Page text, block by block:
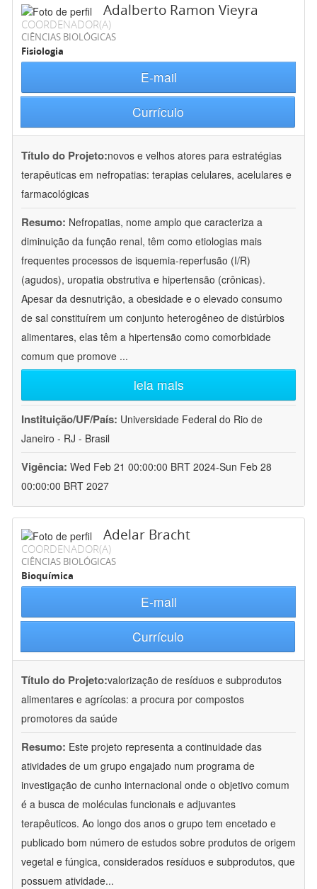
Adalberto Ramon Vieyra
COORDENADOR(A)
CIÊNCIAS BIOLÓGICAS
Fisiologia
E-mail
Currículo
Título do Projeto:novos e velhos atores para estratégias
terapêuticas em nefropatias: terapias celulares, acelulares e
farmacológicas
Resumo: Nefropatias, nome amplo que caracteriza a
diminuição da função renal, têm como etiologias mais
frequentes processos de isquemia-reperfusão (I/R)
(agudos), uropatia obstrutiva e hipertensão (crônicas).
Apesar da desnutrição, a obesidade e o elevado consumo
de sal constituírem um conjunto heterogêneo de distúrbios
alimentares, elas têm a hipertensão como comorbidade
comum que promove ...
leia mais
Instituição/UF/País: Universidade Federal do Rio de
Janeiro - RJ - Brasil
Vigência: Wed Feb 21 00:00:00 BRT 2024-Sun Feb 28
00:00:00 BRT 2027
Adelar Bracht
COORDENADOR(A)
CIÊNCIAS BIOLÓGICAS
Bioquímica
E-mail
Currículo
Título do Projeto:valorização de resíduos e subprodutos
alimentares e agrícolas: a procura por compostos
promotores da saúde
Resumo: Este projeto representa a continuidade das
atividades de um grupo engajado num programa de
investigação de cunho internacional onde o objetivo comum
é a busca de moléculas funcionais e adjuvantes
terapêuticos. Ao longo dos anos o grupo tem encetado e
publicado bom número de estudos sobre produtos de origem
vegetal e fúngica, considerados resíduos e subprodutos, que
possuem atividade...